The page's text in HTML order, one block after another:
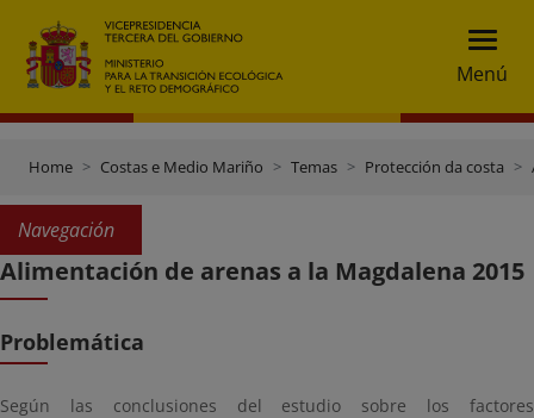
Menú
Home Costas e Medio Mariño Temas Protección da costa
Navegación
Alimentación de arenas a la Magdalena 2015
Problemática
Según las conclusiones del estudio sobre los factores